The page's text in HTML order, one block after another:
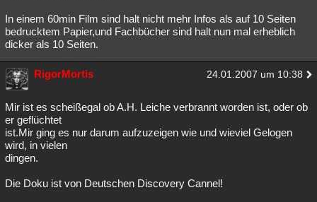
In einem 60min Film sind halt nicht mehr Infos als auf 10 Seiten
bedrucktem Papier,und Fachbücher sind halt nun mal erheblich
dicker als 10 Seiten.
RigorMortis 24.01.2007 um 10:38
Mir ist es scheißegal ob A.H. Leiche verbrannt worden ist, oder ob
er geflüchtet
ist.Mir ging es nur darum aufzuzeigen wie und wieviel Gelogen
wird, in vielen
dingen.
Die Doku ist von Deutschen Discovery Cannel!